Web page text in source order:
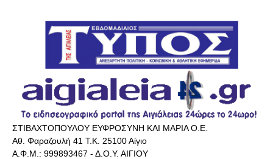
ΣΤΙΒΑΧΤΟΠΟΥΛΟΥ ΕΥΦΡΟΣΥΝΗ ΚΑΙ ΜΑΡΙΑ Ο.Ε.
Αθ. Φαραζουλή 41 Τ.Κ. 25100 Αίγιο
Α.Φ.Μ.: 999893467 - Δ.Ο.Υ. ΑΙΓΙΟΥ